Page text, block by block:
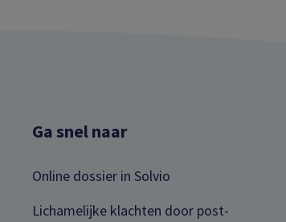
Ga snel naar
Online dossier in Solvio
Lichamelijke klachten door post-